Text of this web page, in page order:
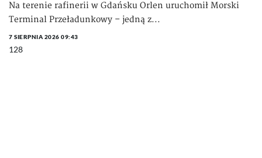
Na terenie rafinerii w Gdańsku Orlen uruchomił Morski
Terminal Przeładunkowy – jedną z...
7 SIERPNIA 2026 09:43
128